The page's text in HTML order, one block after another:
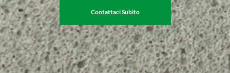
Contattaci Subito